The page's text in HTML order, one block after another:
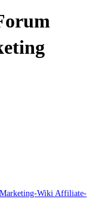
Wiki Affiliate-